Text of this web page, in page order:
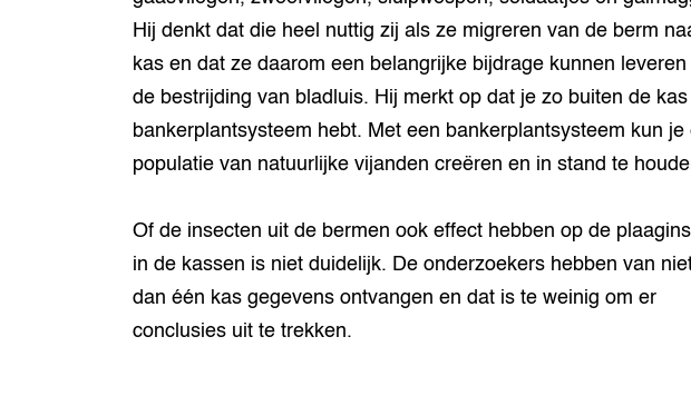
Hij denkt dat die heel nuttig zij als ze migreren van de berm
kas en dat ze daarom een belangrijke bijdrage kunnen leveren
de bestrijding van bladluis. Hij merkt op dat je zo buiten de kas
bankerplantsysteem hebt. Met een bankerplantsysteem kun je
populatie van natuurlijke vijanden creëren en in stand te
Of de insecten uit de bermen ook effect hebben op de
in de kassen is niet duidelijk. De onderzoekers hebben van
dan één kas gegevens ontvangen en dat is te weinig om er
conclusies uit te trekken.